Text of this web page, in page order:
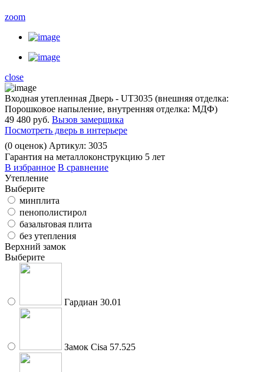
zoom
close
Входная утепленная Дверь - UT3035 (внешняя отделка:
Порошковое напыление, внутренняя отделка: МДФ)
49 480 руб. Вызов замерщика
Посмотреть дверь в интерьере
(0 оценок) Артикул: 3035
Гарантия на металлоконструкцию 5 лет
В избранное В сравнение
Утепление
Выберите
минплита
пенополистирол
базальтовая плита
без утепления
Верхний замок
Выберите
Гардиан 30.01
Замок Cisa 57.525